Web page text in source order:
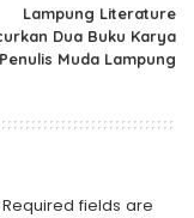
Lampung Literature
Dua Buku Karya
Penulis Muda Lampung
Required fields are